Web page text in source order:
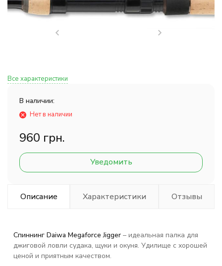
Все характеристики
В наличии:
Нет в наличии
960 грн.
Уведомить
Описание Характеристики Отзывы
Спиннинг Daiwa Megaforce Jigger – идеальная палка для
джиговой ловли судака, щуки и окуня. Удилище с хорошей
ценой и приятным качеством.